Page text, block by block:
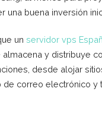
una buena inversión
unservidor vps
almacena y distribuye
desde alojar
de correo electrónico y